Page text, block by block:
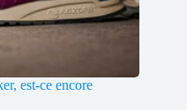
est-ce encore